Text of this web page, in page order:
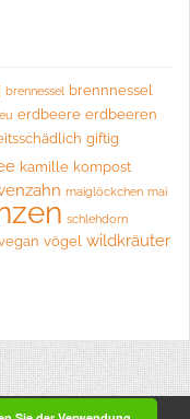
brennessel brennnessel
erdbeere erdbeeren
giftig
kamille kompost
maiglöckchen mai
schlehdorn
vögel wildkräuter